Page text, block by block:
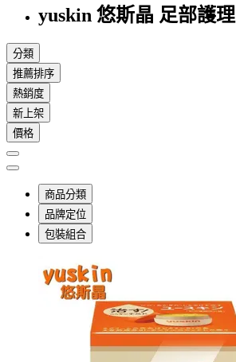
yuskin 悠斯晶 足部護理
分類
推薦排序
熱銷度
新上架
價格
商品分類
品牌定位
包裝組合